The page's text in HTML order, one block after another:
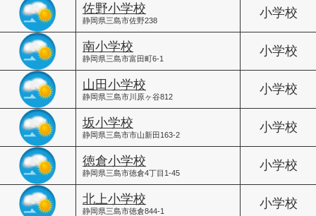
佐野小学校
静岡県三島市佐野238
小学校
南小学校
静岡県三島市富田町6-1
小学校
山田小学校
静岡県三島市川原ヶ谷812
小学校
坂小学校
静岡県三島市市山新田163-2
小学校
徳倉小学校
静岡県三島市徳倉4丁目1-45
小学校
北上小学校
静岡県三島市徳倉844-1
小学校